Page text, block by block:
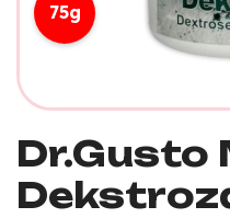
75g
Dr.Gusto